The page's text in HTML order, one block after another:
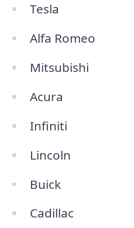
Tesla
Alfa Romeo
Mitsubishi
Acura
Infiniti
Lincoln
Buick
Cadillac